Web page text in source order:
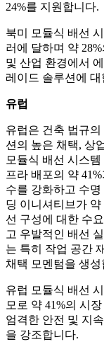
24%를 지원합니다.
북미 모듈식 배선
러에 달하며 약
및 산업 환경에서
레이드 솔루션에
유럽
유럽은 건축 법규
션의 높은 채택, 상
모듈식 배선 시스
프라 배포의 약
수를 강화하고 수
딩 이니셔티브가
선 구성에 대한 수
고 우발적인 배선
는 특히 작업 공간
채택 모멘텀을 생성
유럽 ​​모듈식 배선
모로 약 41%의 시
엄격한 안전 및 지
을 강조합니다.